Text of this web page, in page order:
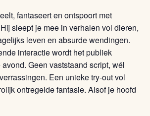
fantaseert en ontspoort met
sleept je mee in verhalen vol dieren,
leven en absurde wendingen.
interactie wordt het publiek
Geen vaststaand script, wél
Een unieke try-out vol
ontregelde fantasie. Alsof je hoofd